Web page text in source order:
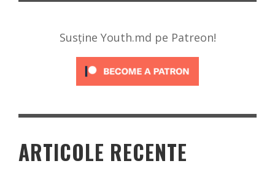
Susține Youth.md pe Patreon!
ARTICOLE RECENTE